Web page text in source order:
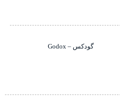
گودکس – Godox